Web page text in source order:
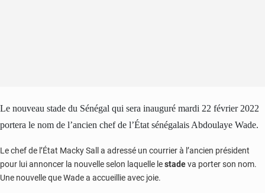
Le nouveau stade du Sénégal qui sera inauguré mardi 22 février 2022
portera le nom de l’ancien chef de l’État sénégalais Abdoulaye Wade.
Le chef de l’État Macky Sall a adressé un courrier à l’ancien président
pour lui annoncer la nouvelle selon laquelle lestadeva porter son nom.
Une nouvelle que Wade a accueillie avec joie.